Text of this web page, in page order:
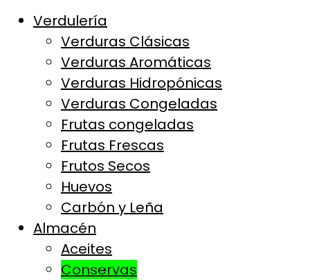
Verdulería
Verduras Clásicas
Verduras Aromáticas
Verduras Hidropónicas
Verduras Congeladas
Frutas congeladas
Frutas Frescas
Frutos Secos
Huevos
Carbón y Leña
Almacén
Aceites
Conservas